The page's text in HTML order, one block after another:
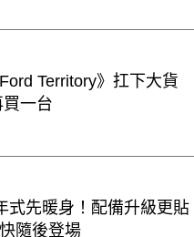
Territory》扛下大貨
一台
式先暖身！配備升級更貼
隨後登場